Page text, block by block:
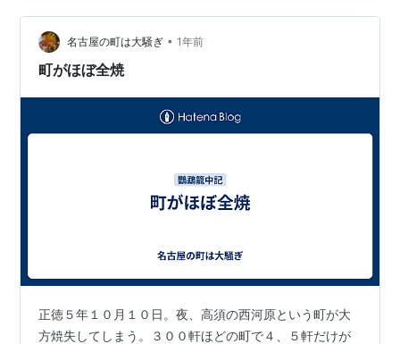
名古屋の町は大騒ぎ • 1年前
町がほぼ全焼
正徳５年１０月１０日。夜、高須の西河原という町が大
方焼失してしまう。３００軒ほどの町で４、５軒だけが